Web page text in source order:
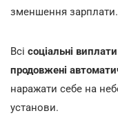
зменшення зарплати.
Всі соціальні виплати
продовжені
наражати себе на
установи.